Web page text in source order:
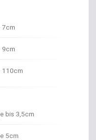
7cm
9cm
110cm
bis 3,5cm
5cm